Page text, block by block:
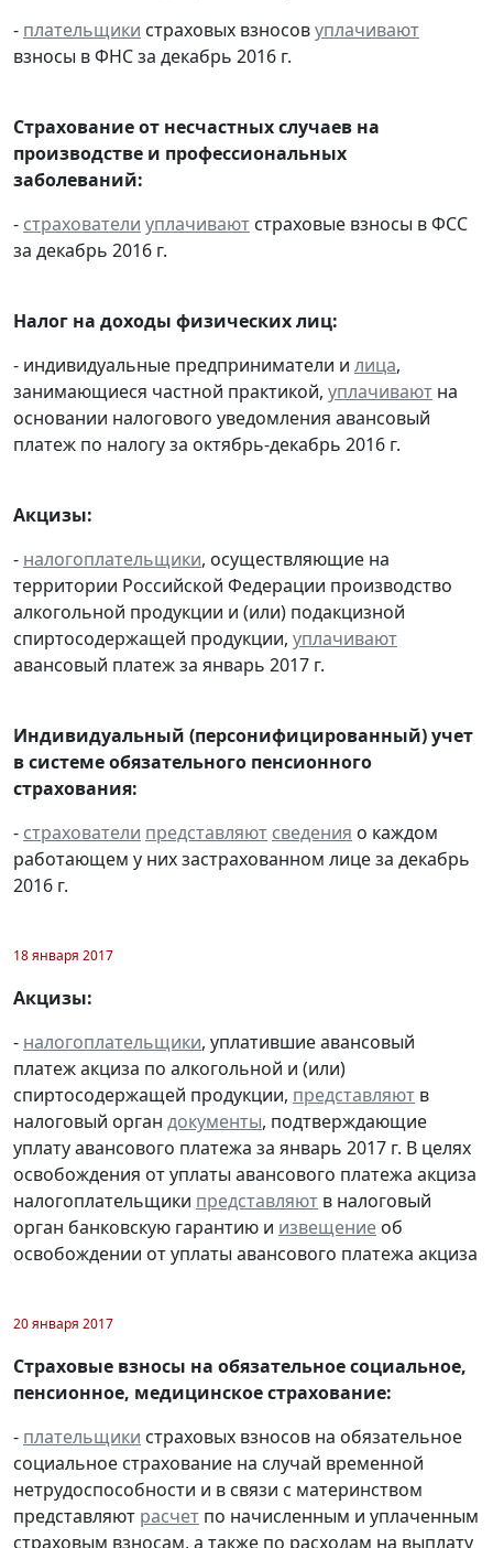
- плательщики страховых взносовуплачивают
взносы в ФНС за декабрь 2016 г.
Страхование от несчастных случаев на
производстве и профессиональных
заболеваний:
- страхователи уплачивают страховые взносы в ФСС
за декабрь 2016 г.
Налог на доходы физических лиц:
- индивидуальные предприниматели и лица,
занимающиеся частной практикой, уплачивают на
основании налогового уведомления авансовый
платеж по налогу за октябрь-декабрь 2016 г.
Акцизы:
- налогоплательщики, осуществляющие на
территории Российской Федерации производство
алкогольной продукции и (или) подакцизной
спиртосодержащей продукции, уплачивают
авансовый платеж за январь 2017 г.
Индивидуальный (персонифицированный) учет
в системе обязательного пенсионного
страхования:
- страхователи представляют сведения о каждом
работающем у них застрахованном лице за декабрь
2016 г.
18 января 2017
Акцизы:
- налогоплательщики, уплатившие авансовый
платеж акциза по алкогольной и (или)
спиртосодержащей продукции, представляют в
налоговый орган документы, подтверждающие
уплату авансового платежа за январь 2017 г. В целях
освобождения от уплаты авансового платежа акциза
налогоплательщики представляют в налоговый
орган банковскую гарантию и извещение об
освобождении от уплаты авансового платежа акциза
20 января 2017
Страховые взносы на обязательное социальное,
пенсионное, медицинское страхование:
- плательщики страховых взносов на обязательное
социальное страхование на случай временной
нетрудоспособности и в связи с материнством
представляют расчет по начисленным и уплаченным
страховым взносам, а также по расходам на выплату